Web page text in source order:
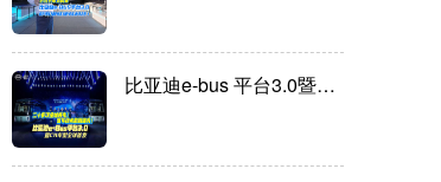
比亚迪e-bus 平台3.0暨比亚...